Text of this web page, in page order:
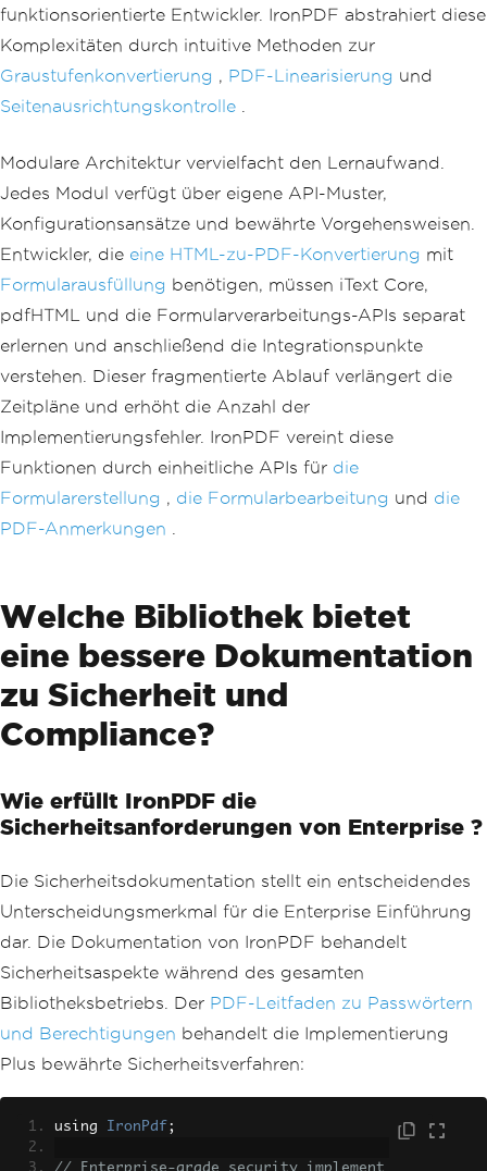
funktionsorientierte Entwickler. IronPDF abstrahiert diese
Komplexitäten durch intuitive Methoden zur
Graustufenkonvertierung , PDF-Linearisierung und
Seitenausrichtungskontrolle
Modulare Architektur vervielfacht den Lernaufwand.
Jedes Modul verfügt über eigene API-Muster,
Konfigurationsansätze und bewährte Vorgehensweisen.
Entwickler, die eine HTML-zu-PDF-Konvertierung mit
Formularausfüllung benötigen, müssen iText Core,
pdfHTML und die Formularverarbeitungs-APIs separat
erlernen und anschließend die Integrationspunkte
verstehen. Dieser fragmentierte Ablauf verlängert die
Zeitpläne und erhöht die Anzahl der
Implementierungsfehler. IronPDF vereint diese
Funktionen durch einheitliche APIs für die
Formularerstellung , die Formularbearbeitung und die
PDF-Anmerkungen
Welche Bibliothek bietet
eine bessere Dokumentation
zu Sicherheit und
Compliance?
Wie erfüllt IronPDF die
Sicherheitsanforderungen von Enterprise ?
Die Sicherheitsdokumentation stellt ein entscheidendes
Unterscheidungsmerkmal für die Enterprise Einführung
dar. Die Dokumentation von IronPDF behandelt
Sicherheitsaspekte während des gesamten
Bibliotheksbetriebs. Der PDF-Leitfaden zu Passwörtern
und Berechtigungen behandelt die Implementierung
Plus bewährte Sicherheitsverfahren:
using IronPdf ;